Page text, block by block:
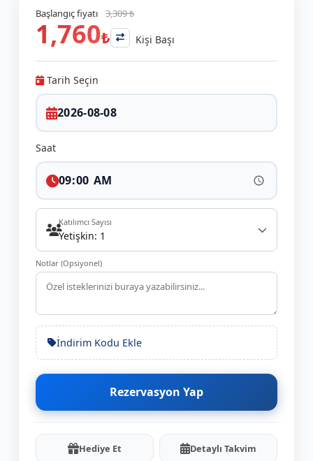
Başlangıç fiyatı 3,309 ₺
1,760₺ Kişi Başı
Tarih Seçin
Saat
Katılımcı Sayısı
Yetişkin: 1
Notlar (Opsiyonel)
İndirim Kodu Ekle
Rezervasyon Yap
Hediye Et Detaylı Takvim